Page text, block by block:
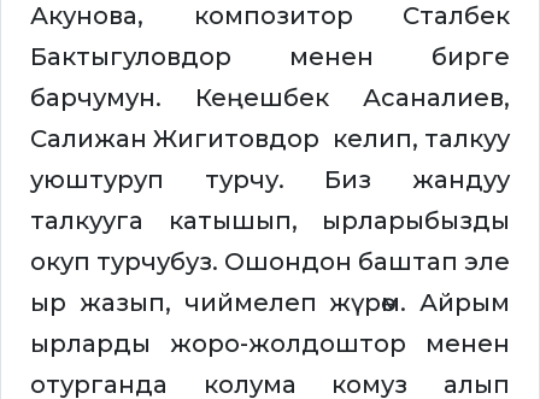
Акунова, композитор Сталбек
Бактыгуловдор менен бирге
барчумун. Кеңешбек Асаналиев,
Салижан Жигитовдор келип, талкуу
уюштуруп турчу. Биз жандуу
талкууга катышып, ырларыбызды
окуп турчубуз. Ошондон баштап эле
ыр жазып, чиймелеп жүрөм. Айрым
ырларды жоро-жолдоштор менен
отурганда колума комуз алып